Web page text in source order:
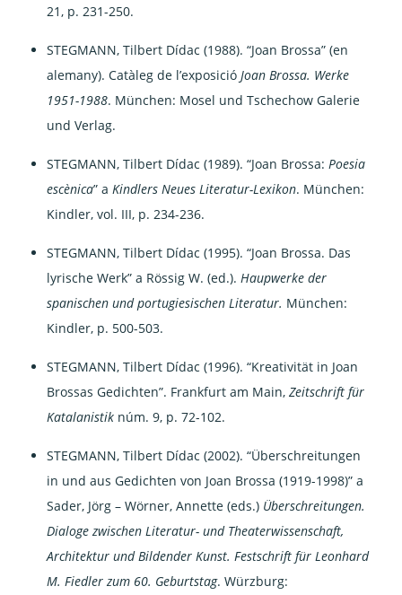
21, p. 231-250.
STEGMANN, Tilbert Dídac (1988). “Joan Brossa” (en
alemany). Catàleg de l’exposicióJoan Brossa. Werke
1951-1988. München: Mosel und Tschechow Galerie
und Verlag.
STEGMANN, Tilbert Dídac (1989). “Joan Brossa:Poesia
escènica” aKindlers Neues Literatur-Lexikon. München:
Kindler, vol. III, p. 234-236.
STEGMANN, Tilbert Dídac (1995). “Joan Brossa. Das
lyrische Werk” a Rössig W. (ed.).Haupwerke der
spanischen und portugiesischen Literatur. München:
Kindler, p. 500-503.
STEGMANN, Tilbert Dídac (1996). “Kreativität in Joan
Brossas Gedichten”. Frankfurt am Main,Zeitschrift für
Katalanistik núm. 9, p. 72-102.
STEGMANN, Tilbert Dídac (2002). “Überschreitungen
in und aus Gedichten von Joan Brossa (1919-1998)” a
Sader, Jörg – Wörner, Annette (eds.) Überschreitungen.
Dialoge zwischen Literatur- und Theaterwissenschaft,
Architektur und Bildender Kunst. Festschrift für Leonhard
M. Fiedler zum 60. Geburtstag. Würzburg: